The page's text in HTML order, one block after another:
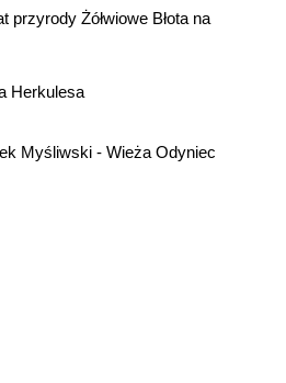
przyrody Żółwiowe Błota na
Herkulesa
Myśliwski - Wieża Odyniec